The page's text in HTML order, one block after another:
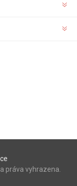
práva vyhrazena.